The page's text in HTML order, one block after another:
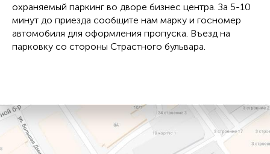
охраняемый паркинг во дворе бизнес центра. За 5-10
минут до приезда сообщите нам марку и госномер
автомобиля для оформления пропуска. Въезд на
парковку со стороны Страстного бульвара.